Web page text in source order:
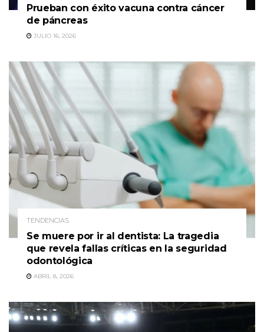
Prueban con éxito vacuna contra cáncer
de páncreas
JULIO 16, 2026
TENDENCIAS
Se muere por ir al dentista: La tragedia
que revela fallas críticas en la seguridad
odontológica
ABRIL 8, 2026